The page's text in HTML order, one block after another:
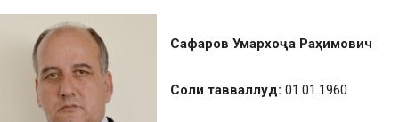
Сафаров Умархоҷа Раҳимович
Соли тавваллуд: 01.01.1960